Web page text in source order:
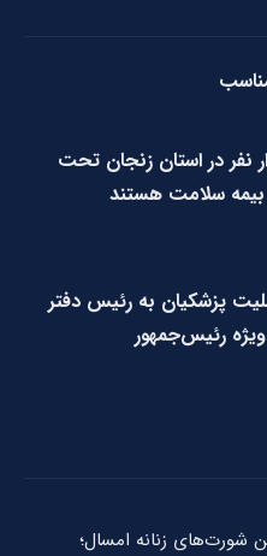
نفر در استان زنجان تحت
سلامت هستند
پزشکیان به رئیس دفتر
رئیس‌جمهور
شورت‌های زنانه امسال؛